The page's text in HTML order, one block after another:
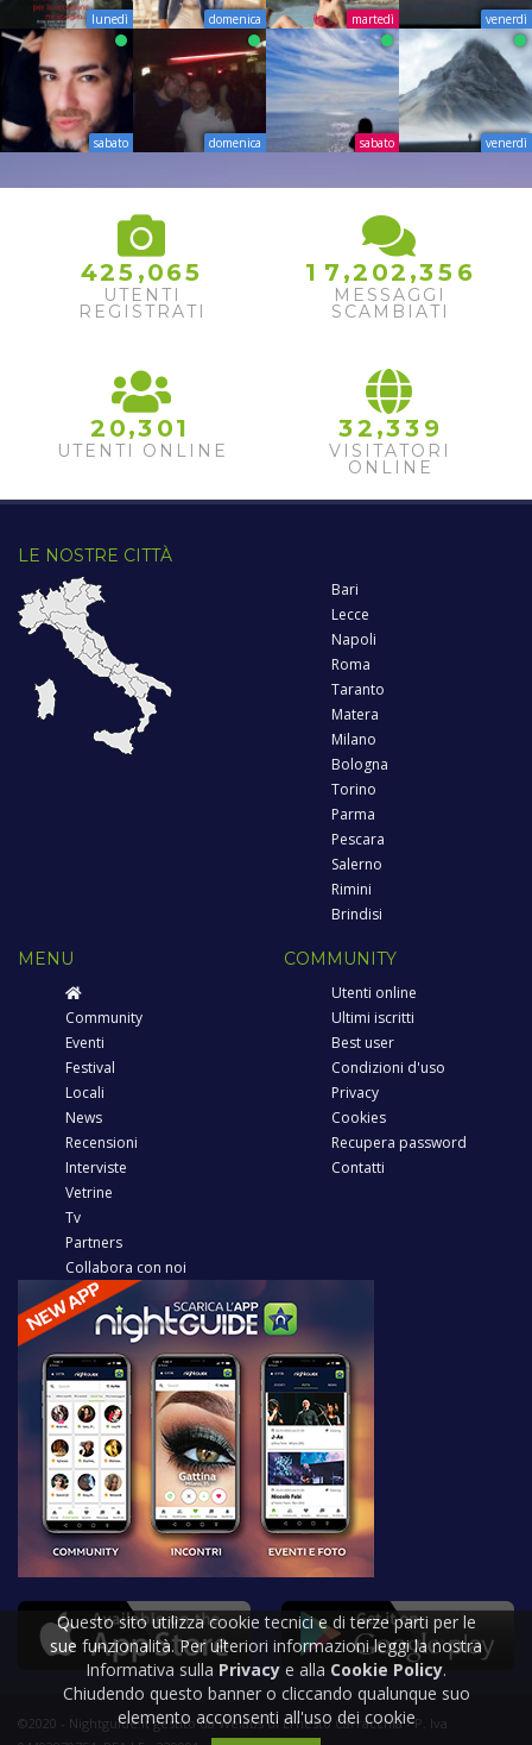
lunedì domenica martedì venerdì
sabato domenica sabato venerdì
425 ,065
UTENTI
REGISTRATI
1 7 ,2 02 ,35 6
MESSAGGI
SCAMBIATI
2 0,3 01
UTENTI ONLINE
32 ,33 9
VISITATORI
ONLINE
LE NOSTRE CITTÀ
Bari
Lecce
Napoli
Roma
Taranto
Matera
Milano
Bologna
Torino
Parma
Pescara
Salerno
Rimini
Brindisi
MENU
Community
Eventi
Festival
Locali
News
Recensioni
Interviste
Vetrine
Tv
Partners
Collabora con noi
COMMUNITY
Utenti online
Ultimi iscritti
Best user
Condizioni d'uso
Privacy
Cookies
Recupera password
Contatti
©2020 - Nightguide.it gestito da Welabs di Ernesto Carracchia - P. Iva
Questo sito utilizza cookie tecnici e di terze parti per le
sue funzionalità. Per ulteriori informazioni leggi la nostra
Informativa sulla Privacy e alla Cookie Policy.
Chiudendo questo banner o cliccando qualunque suo
elemento acconsenti all'uso dei cookie